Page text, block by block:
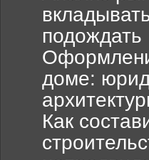
подождать
доме:
Как